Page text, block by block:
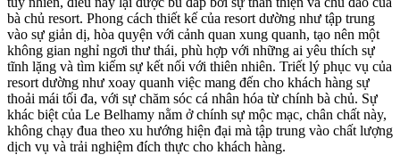
bà chủ resort. Phong cách thiết kế của resort dường như tập trung
vào sự giản dị, hòa quyện với cảnh quan xung quanh, tạo nên một
không gian nghỉ ngơi thư thái, phù hợp với những ai yêu thích sự
tĩnh lặng và tìm kiếm sự kết nối với thiên nhiên. Triết lý phục vụ của
resort dường như xoay quanh việc mang đến cho khách hàng sự
thoải mái tối đa, với sự chăm sóc cá nhân hóa từ chính bà chủ. Sự
khác biệt của Le Belhamy nằm ở chính sự mộc mạc, chân chất này,
không chạy đua theo xu hướng hiện đại mà tập trung vào chất lượng
dịch vụ và trải nghiệm đích thực cho khách hàng.